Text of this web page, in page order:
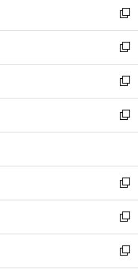
く
で
開
く
ド
ウ
で
開
く
ィ
ン
ド
ウ
で
開
く
い
ウ
ィ
ン
ド
ウ
で
開
新
し
い
ウ
ィ
ン
ド
ウ
開
く
新
し
い
ウ
ィ
ン
ウ
で
開
く
新
し
い
ウ
ン
ド
ウ
で
開
く
新
し
ウ
ィ
ン
ド
ウ
で
開
新
し
い
ウ
ィ
ン
新
し
い
ウ
新